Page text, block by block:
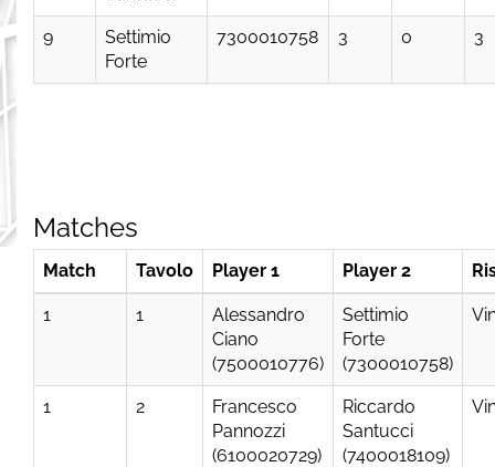
9
Settimio
Forte
7300010758 3 0 3
Matches
Match Tavolo Player 1 Player 2
1 1
Alessandro
Ciano
(7500010776)
Settimio
Forte
(7300010758)
1 2
Francesco
Pannozzi
(6100020729)
Riccardo
Santucci
(7400018109)